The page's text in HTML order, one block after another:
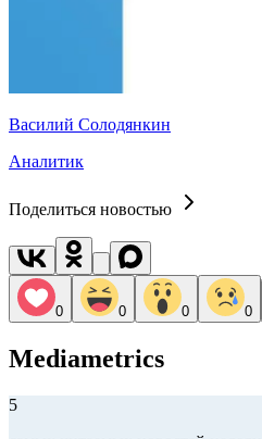
Василий Солодянкин
Аналитик
Поделиться новостью
0 0 0 0
Mediametrics
5